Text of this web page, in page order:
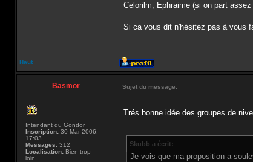
Celorilm, Ephraime (si on part
Si ca vous dit n'hésitez pas à vous
Haut
Basmor Sujet du message:
Intendant du Gondor
Inscription: 30 Mar 2006,
17:03
Messages: 312
Localisation: Bien trop
loin...
Trés bonne idée des groupes de
Skubb a écrit:
Je vois que ma proposition a